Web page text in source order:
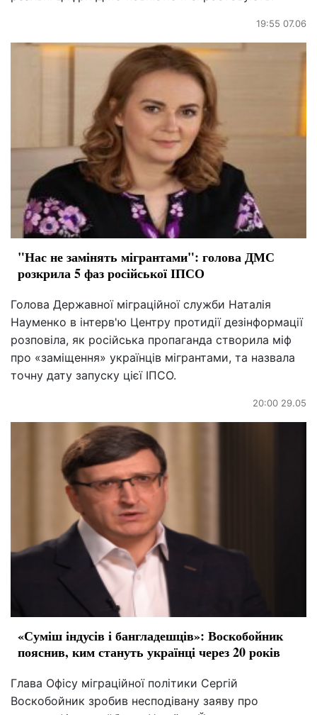
19:55 07.06
"Нас не замінять мігрантами": голова ДМС
розкрила 5 фаз російської ІПСО
Голова Державної міграційної служби Наталія
Науменко в інтерв'ю Центру протидії дезінформації
розповіла, як російська пропаганда створила міф
про «заміщення» українців мігрантами, та назвала
точну дату запуску цієї ІПСО.
20:00 29.05
«Суміш індусів і бангладешців»: Воскобойник
пояснив, ким стануть українці через 20 років
Глава Офісу міграційної політики Сергій
Воскобойник зробив несподівану заяву про